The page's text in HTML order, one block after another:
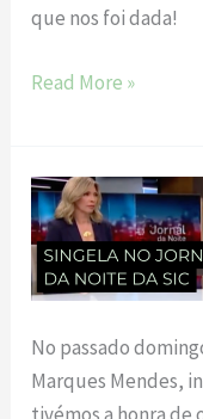
que nos foi dada!
Read More »
No passado
Marques Mendes,
Singela
no
Jornal
da
da
SIC